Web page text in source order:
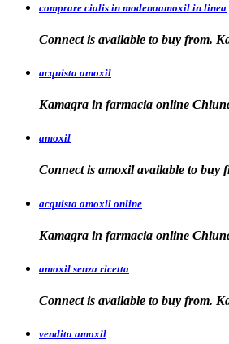
comprare cialis in modenaamoxil in linea
Connect is available to buy from.
acquista amoxil
Kamagra in farmacia online
amoxil
Connect is amoxilavailable to buy
acquista amoxil online
Kamagra in farmacia online
amoxil senza ricetta
Connect is available to buy from.
vendita amoxil